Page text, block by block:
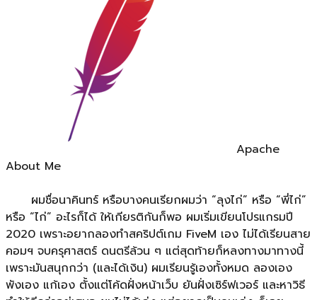
Apache
About Me
ผมชื่อนาคินทร์ หรือบางคนเรียกผมว่า “ลุงไก่” หรือ “พี่ไก่”
หรือ “ไก่” อะไรก็ได้ ให้เกียรติกันก็พอ ผมเริ่มเขียนโปรแกรมปี
2020 เพราะอยากลองทำสคริปต์เกม FiveM เอง ไม่ได้เรียนสาย
คอมฯ จบครุศาสตร์ ดนตรีล้วน ๆ แต่สุดท้ายก็หลงทางมาทางนี้
เพราะมันสนุกกว่า (และได้เงิน) ผมเรียนรู้เองทั้งหมด ลองเอง
พังเอง แก้เอง ตั้งแต่โค้ดฝั่งหน้าเว็บ ยันฝั่งเซิร์ฟเวอร์ และหาวิธี